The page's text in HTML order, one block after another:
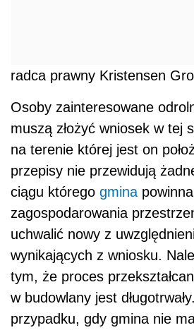
radca prawny Kristensen
Osoby zainteresowane
muszą złożyć wniosek w tej
na terenie której jest on
przepisy nie przewidują
ciągu którego gmina
zagospodarowania
uchwalić nowy z
wynikających z wniosku.
tym, że proces
w budowlany jest
przypadku, gdy gmina nie